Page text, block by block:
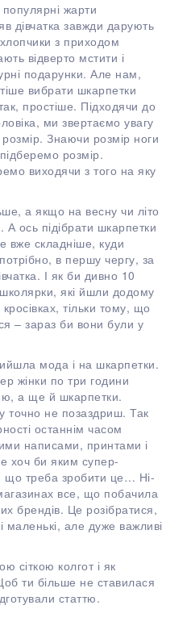
жарти
дівчатка завжди дарують
з приходом
відверто мстити і
подарунки. Але нам,
вибрати шкарпетки
простіше. Підходячи до
ми звертаємо увагу
Знаючи розмір ноги
розмір.
виходячи з того на яку
а якщо на весну чи літо
А ось підібрати шкарпетки
вже складніше, куди
в першу чергу, за
І як би дивно 10
які йшли додому
кросівках, тільки тому, що
– зараз би вони були у
мода і на шкарпетки.
жінки по три години
а ще й шкарпетки.
точно не позаздриш. Так
останнім часом
написами, принтами і
хоч би яким супер-
треба зробити це… Ні-
все, що побачила
брендів. Це розібратися,
маленькі, але дуже важливі
сіткою колгот і як
ти більше не ставилася
статтю.